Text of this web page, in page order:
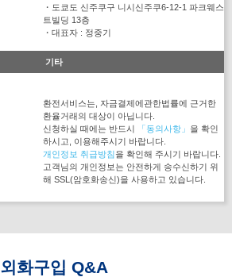
・도쿄도 신주쿠구 니시신주쿠6-12-1 파크웨스
트빌딩 13층
・대표자 : 정중기
기타
환전서비스는, 자금결제에관한법률에 근거한
환율거래의 대상이 아닙니다.
신청하실 때에는 반드시
「동의사항」 을 확인
하시고, 이용해주시기 바랍니다.
개인정보 취급방침을 확인해 주시기 바랍니다.
고객님의 개인정보는 안전하게 송수신하기 위
해 SSL(암호화송신)을 사용하고 있습니다.
외화구입 Q&A